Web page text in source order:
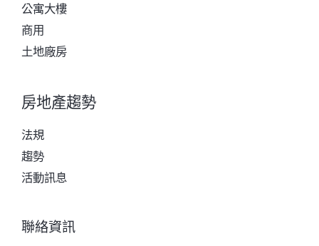
公寓大樓
商用
土地廠房
房地產趨勢
法規
趨勢
活動訊息
聯絡資訊